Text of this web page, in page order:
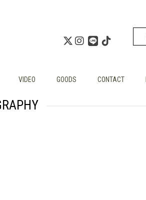
VIDEO GOODS CONTACT